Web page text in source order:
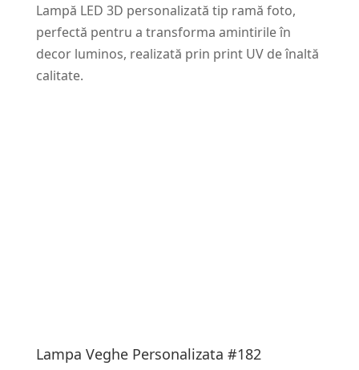
Lampă LED 3D personalizată tip ramă foto,
perfectă pentru a transforma amintirile în
decor luminos, realizată prin print UV de înaltă
calitate.
Lampa Veghe Personalizata #182